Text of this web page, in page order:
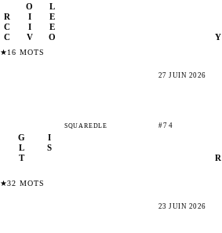
O
L
R
I
E
C I
E
C V O
★16 MOTS
Y
27 JUIN 2026
SQUAREDLE
G
I
L
S
T
★32 MOTS
#74
R
23 JUIN 2026